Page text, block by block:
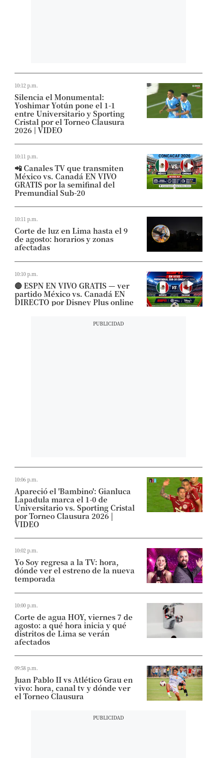
10:12 p.m.
Silencia el Monumental:
Yoshimar Yotún pone el 1-1
entre Universitario y Sporting
Cristal por el Torneo Clausura
2026 | VIDEO
10:11 p.m.
📲 Canales TV que transmiten
México vs. Canadá EN VIVO
GRATIS por la semifinal del
Premundial Sub-20
10:11 p.m.
Corte de luz en Lima hasta el 9
de agosto: horarios y zonas
afectadas
10:10 p.m.
🔴 ESPN EN VIVO GRATIS — ver
partido México vs. Canadá EN
DIRECTO por Disney Plus online
10:06 p.m.
Apareció el 'Bambino': Gianluca
Lapadula marca el 1-0 de
Universitario vs. Sporting Cristal
por Torneo Clausura 2026 |
VIDEO
10:02 p.m.
Yo Soy regresa a la TV: hora,
dónde ver el estreno de la nueva
temporada
10:00 p.m.
Corte de agua HOY, viernes 7 de
agosto: a qué hora inicia y qué
distritos de Lima se verán
afectados
09:58 p.m.
Juan Pablo II vs Atlético Grau en
vivo: hora, canal tv y dónde ver
el Torneo Clausura